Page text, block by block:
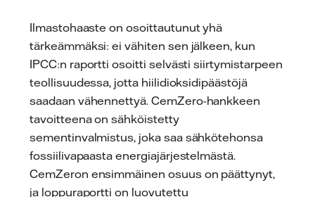
Ilmastohaaste on osoittautunut yhä
tärkeämmäksi: ei vähiten sen jälkeen, kun
IPCC:n raportti osoitti selvästi siirtymistarpeen
teollisuudessa, jotta hiilidioksidipäästöjä
saadaan vähennettyä. CemZero-hankkeen
tavoitteena on sähköistetty
sementinvalmistus, joka saa sähkötehonsa
fossiilivapaasta energiajärjestelmästä.
CemZeron ensimmäinen osuus on päättynyt,
ja loppuraportti on luovutettu